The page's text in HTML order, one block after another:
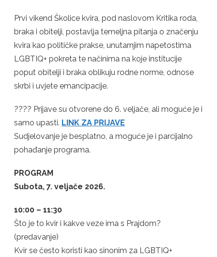
Prvi vikend Školice kvira, pod naslovom Kritika roda,
braka i obitelji, postavlja temeljna pitanja o značenju
kvira kao političke prakse, unutarnjim napetostima
LGBTIQ+ pokreta te načinima na koje institucije
poput obitelji i braka oblikuju rodne norme, odnose
skrbi i uvjete emancipacije.
???? Prijave su otvorene do 6. veljače, ali moguće je i
samo upasti. LINK ZA PRIJAVE
Sudjelovanje je besplatno, a moguće je i parcijalno
pohađanje programa.
PROGRAM
Subota, 7. veljače 2026.
10:00 – 11:30
Što je to kvir i kakve veze ima s Prajdom?
(predavanje)
Kvir se često koristi kao sinonim za LGBTIQ+